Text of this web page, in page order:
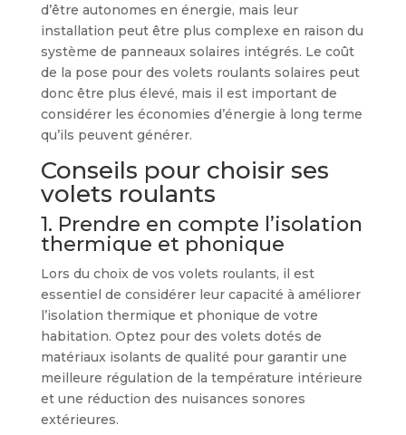
d’être autonomes en énergie, mais leur
installation peut être plus complexe en raison du
système de panneaux solaires intégrés. Le coût
de la pose pour des volets roulants solaires peut
donc être plus élevé, mais il est important de
considérer les économies d’énergie à long terme
qu’ils peuvent générer.
Conseils pour choisir ses
volets roulants
1. Prendre en compte l’isolation
thermique et phonique
Lors du choix de vos volets roulants, il est
essentiel de considérer leur capacité à améliorer
l’isolation thermique et phonique de votre
habitation. Optez pour des volets dotés de
matériaux isolants de qualité pour garantir une
meilleure régulation de la température intérieure
et une réduction des nuisances sonores
extérieures.